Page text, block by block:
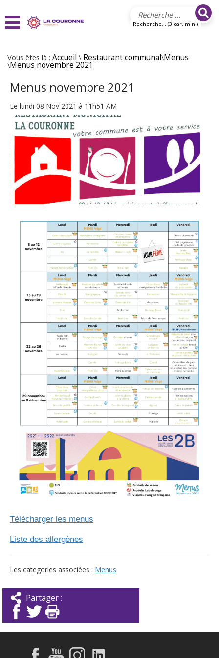
Recherche... (3 car. min.)
Vous êtes là : Accueil \ Restaurant communal\Menus
\Menus novembre 2021
Menus novembre 2021
Le lundi 08 Nov 2021 à 11h51 AM
Télécharger les menus
Liste des allergènes
Les categories associées : Menus
Partager :